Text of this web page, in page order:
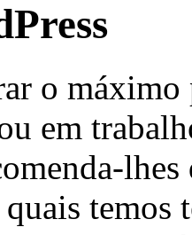
o máximo
em
quais